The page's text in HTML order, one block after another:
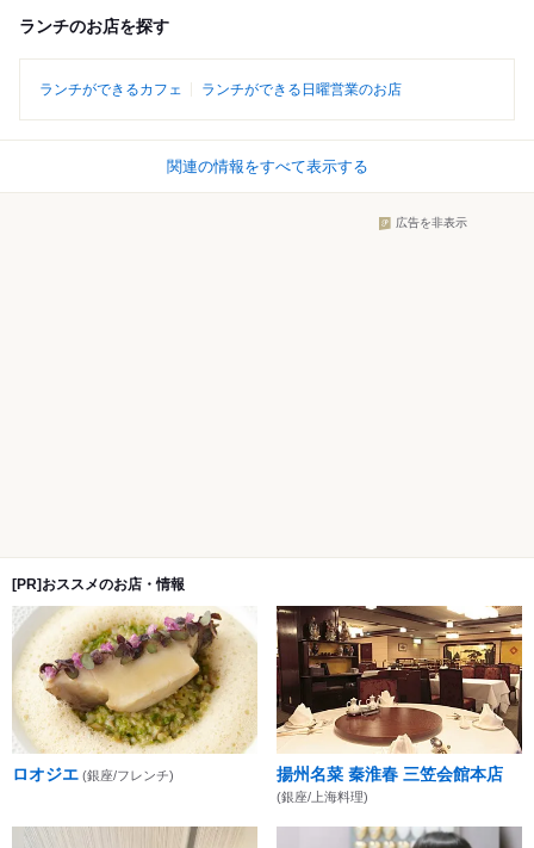
ランチのお店を探す
ランチができるカフェ ランチができる日曜営業のお店
関連の情報をすべて表示する
広告を非表示
[PR]おススメのお店・情報
ロオジエ (銀座/フレンチ) 揚州名菜 秦淮春 三笠会館本店
(銀座/上海料理)